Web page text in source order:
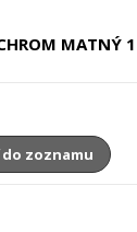
MATNÝ
zoznamu